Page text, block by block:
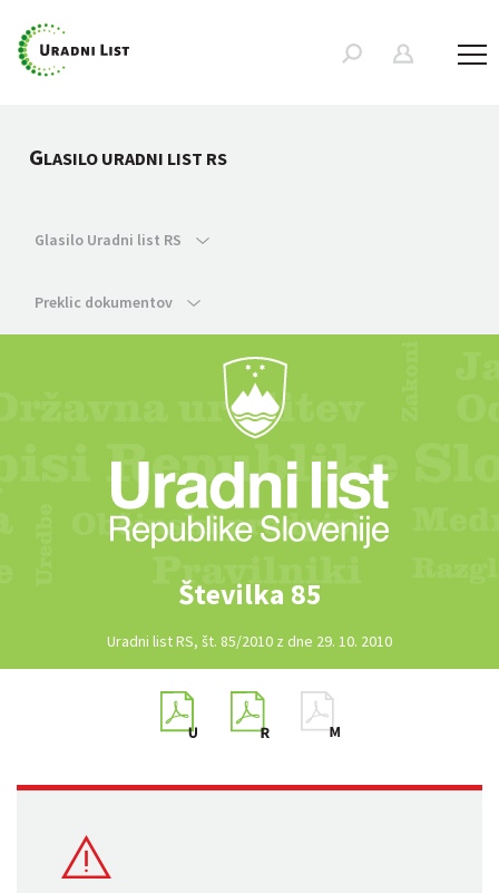
GLASILO URADNI LIST RS
Glasilo Uradni list RS
Preklic dokumentov
Številka 85
Uradni list RS, št. 85/2010 z dne 29. 10. 2010